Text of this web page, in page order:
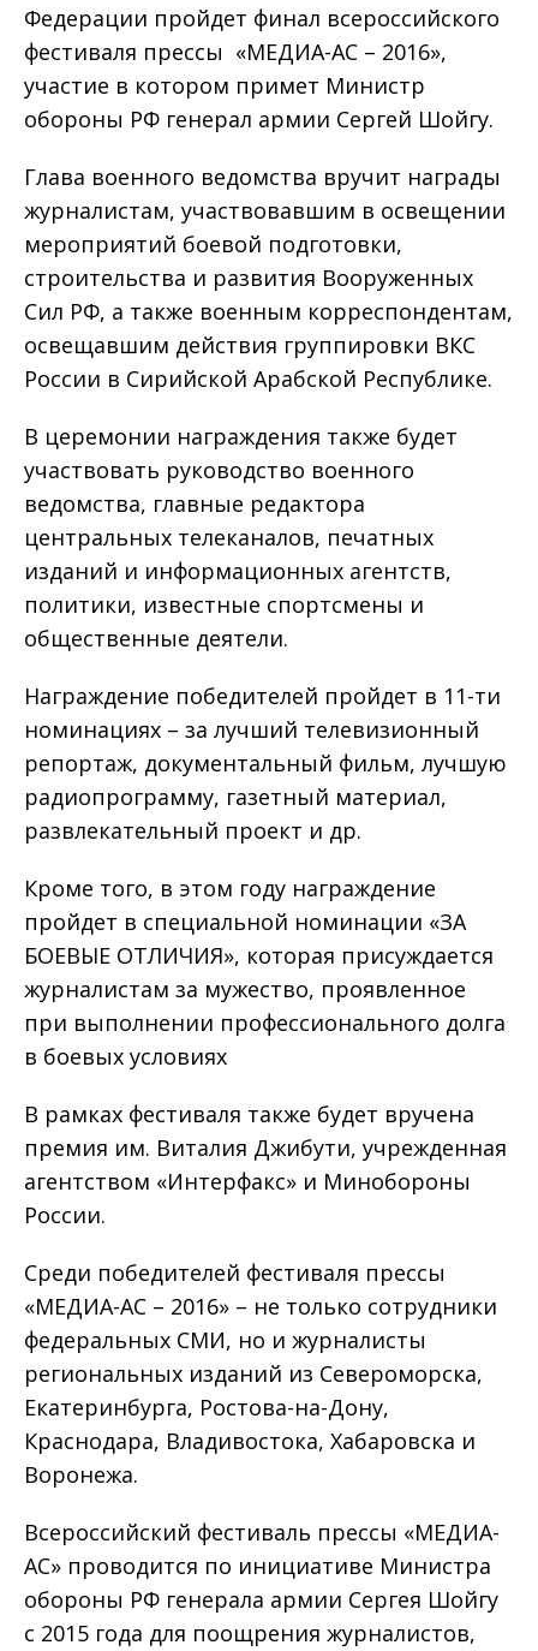
Федерации пройдет финал всероссийского
фестиваля прессы «МЕДИА-АС – 2016»,
участие в котором примет Министр
обороны РФ генерал армии Сергей Шойгу.
Глава военного ведомства вручит награды
журналистам, участвовавшим в освещении
мероприятий боевой подготовки,
строительства и развития Вооруженных
Сил РФ, а также военным корреспондентам,
освещавшим действия группировки ВКС
России в Сирийской Арабской Республике.
В церемонии награждения также будет
участвовать руководство военного
ведомства, главные редактора
центральных телеканалов, печатных
изданий и информационных агентств,
политики, известные спортсмены и
общественные деятели.
Награждение победителей пройдет в 11-ти
номинациях – за лучший телевизионный
репортаж, документальный фильм, лучшую
радиопрограмму, газетный материал,
развлекательный проект и др.
Кроме того, в этом году награждение
пройдет в специальной номинации «ЗА
БОЕВЫЕ ОТЛИЧИЯ», которая присуждается
журналистам за мужество, проявленное
при выполнении профессионального долга
в боевых условиях
В рамках фестиваля также будет вручена
премия им. Виталия Джибути, учрежденная
агентством «Интерфакс» и Минобороны
России.
Среди победителей фестиваля прессы
«МЕДИА-АС – 2016» – не только сотрудники
федеральных СМИ, но и журналисты
региональных изданий из Североморска,
Екатеринбурга, Ростова-на-Дону,
Краснодара, Владивостока, Хабаровска и
Воронежа.
Всероссийский фестиваль прессы «МЕДИА-
АС» проводится по инициативе Министра
обороны РФ генерала армии Сергея Шойгу
с 2015 года для поощрения журналистов,